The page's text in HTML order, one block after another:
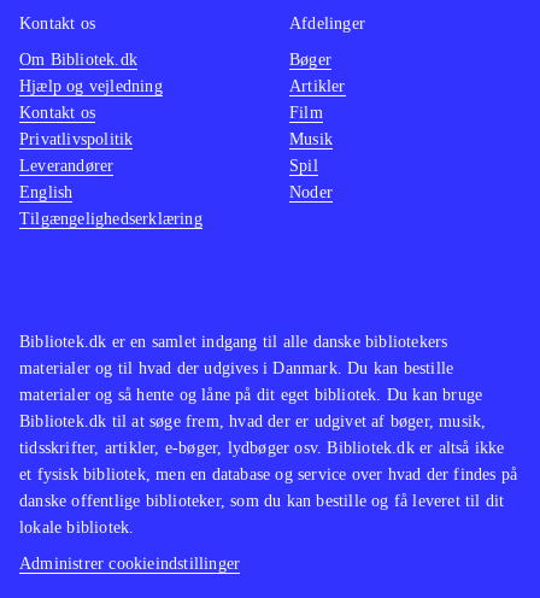
Bibliotek.dk er en samlet indgang til alle danske bibliotekers
materialer og til hvad der udgives i Danmark. Du kan bestille
materialer og så hente og låne på dit eget bibliotek. Du kan bruge
Bibliotek.dk til at søge frem, hvad der er udgivet af bøger, musik,
tidsskrifter, artikler, e-bøger, lydbøger osv. Bibliotek.dk er altså ikke
et fysisk bibliotek, men en database og service over hvad der findes på
danske offentlige biblioteker, som du kan bestille og få leveret til dit
lokale bibliotek.
Administrer cookieindstillinger
Kontakt os
Om Bibliotek.dk
Hjælp og vejledning
Kontakt os
Privatlivspolitik
Leverandører
English
Tilgængelighedserklæring
Afdelinger
Bøger
Artikler
Film
Musik
Spil
Noder